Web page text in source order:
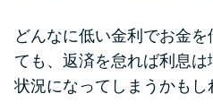
どんなに低い金利でお金
ても、返済を怠れば利息
状況になってしまうかもし